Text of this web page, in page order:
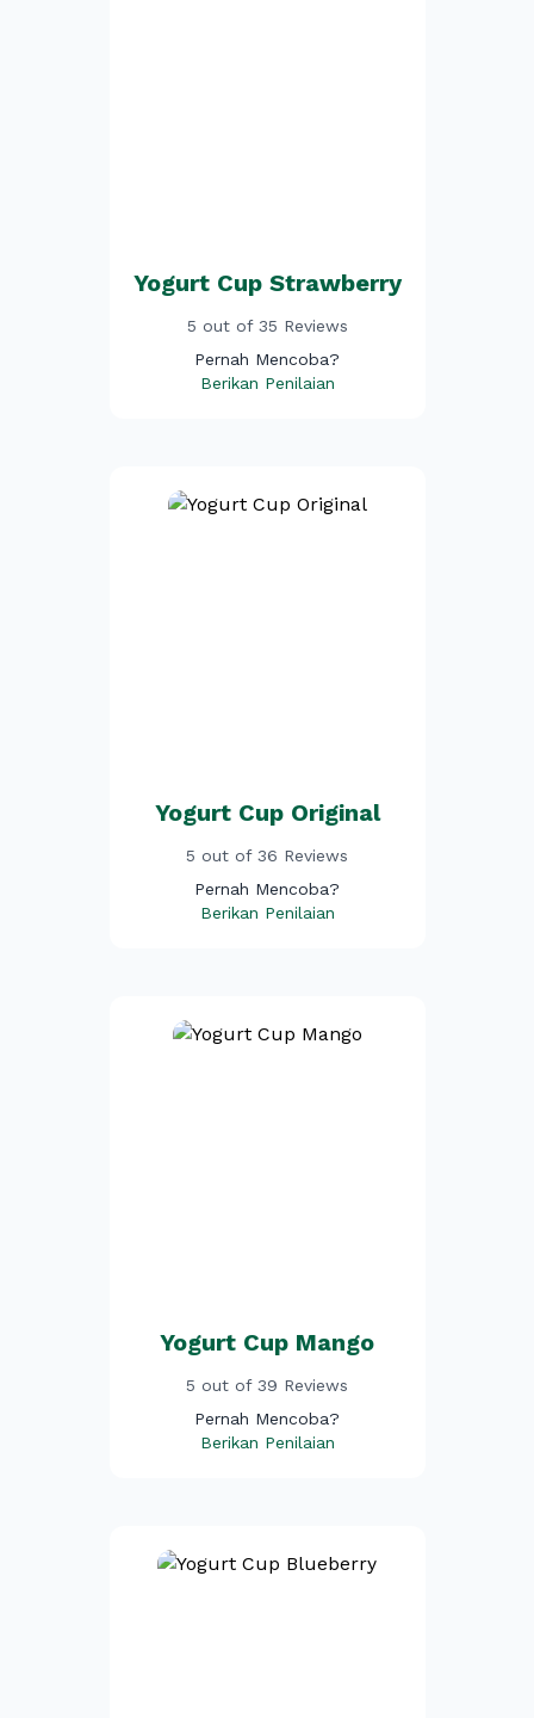
Yogurt Cup Strawberry
5 out of 35 Reviews
Pernah Mencoba?
Berikan Penilaian
Yogurt Cup Original
5 out of 36 Reviews
Pernah Mencoba?
Berikan Penilaian
Yogurt Cup Mango
5 out of 39 Reviews
Pernah Mencoba?
Berikan Penilaian